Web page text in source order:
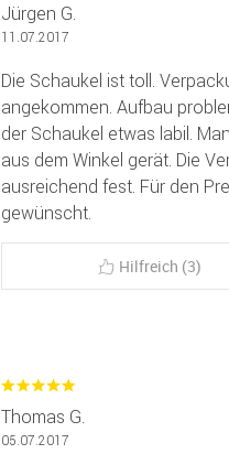
Jürgen G.
11.07.2017
Die Schaukel ist toll.
angekommen. Aufbau
der Schaukel etwas labil.
aus dem Winkel gerät. Die
ausreichend fest. Für den
gewünscht.
Hilfreich (3)
Thomas G.
05.07.2017